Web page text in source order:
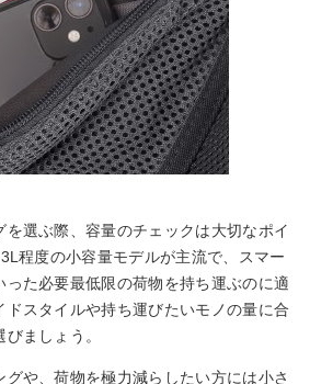
を選ぶ際、容量のチェックは大切なポイ
程度の小容量モデルが主流で、スマー
った必要最低限の荷物を持ち運ぶのに適
ドスタイルや持ち運びたいモノの量に合
ましょう。
や、荷物を極力減らしたい方には小さ